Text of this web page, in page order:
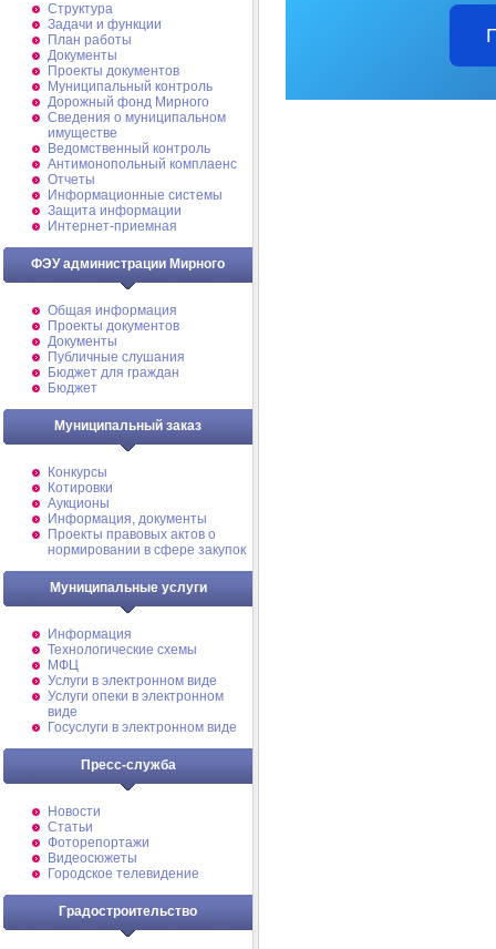
Структура
Задачи и функции
План работы
Документы
Проекты документов
Муниципальный контроль
Дорожный фонд Мирного
Cведения о муниципальном
имуществе
Ведомственный контроль
Антимонопольный комплаенс
Отчеты
Информационные системы
Защита информации
Интернет-приемная
ФЭУ администрации Мирного
Общая информация
Проекты документов
Документы
Публичные слушания
Бюджет для граждан
Бюджет
Муниципальный заказ
Конкурсы
Котировки
Аукционы
Информация, документы
Проекты правовых актов о
нормировании в сфере закупок
Муниципальные услуги
Информация
Технологические схемы
МФЦ
Услуги в электронном виде
Услуги опеки в электронном
виде
Госуслуги в электронном виде
Пресс-служба
Новости
Статьи
Фоторепортажи
Видеосюжеты
Городское телевидение
Градостроительство